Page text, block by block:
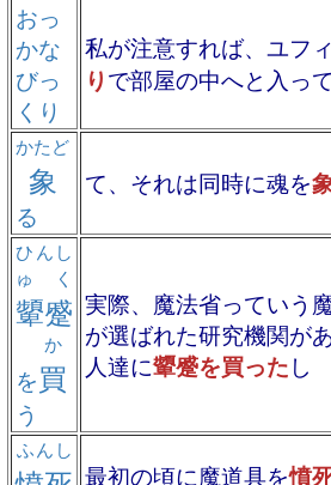
おっ
かな
びっ
くり
私が注意すれば、ユフ
りで部屋の中へと入っ
象
かたど
る
て、それは同時に魂を
顰蹙
ひんし
ゅく
を買
か
う
実際、魔法省っていう
が選ばれた研究機関が
人達に顰蹙を買ったし
ふんし
最初の頃に魔道具を憤